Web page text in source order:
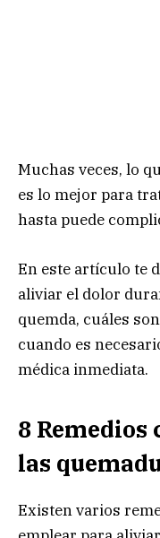
Muchas veces, lo
es lo mejor para
hasta puede
En este artículo te
aliviar el dolor
quemda, cuáles
cuando es
médica inmediata.
8
las
Existen varios